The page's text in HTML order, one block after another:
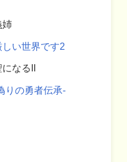
姉
い世界です2
なるII
りの勇者伝承-